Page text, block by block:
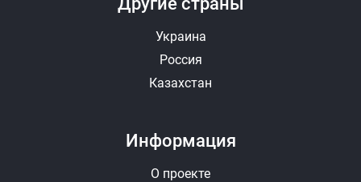
Украина
Россия
Казахстан
Информация
О проекте